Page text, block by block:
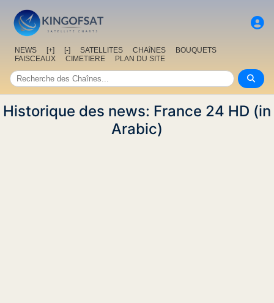
NEWS [+] [-] SATELLITES CHAîNES
BOUQUETS
FAISCEAUX
CIMETIERE PLAN DU SITE
Historique des news: France 24 HD (in
Arabic)